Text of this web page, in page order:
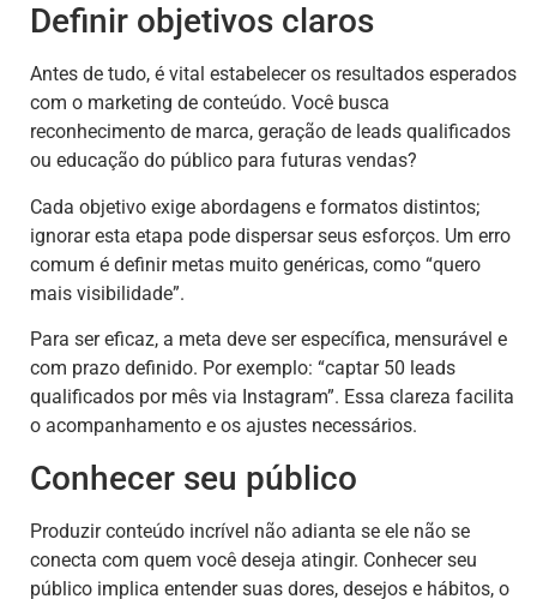
Definir objetivos claros
Antes de tudo, é vital estabelecer os resultados esperados
com o marketing de conteúdo. Você busca
reconhecimento de marca, geração de leads qualificados
ou educação do público para futuras vendas?
Cada objetivo exige abordagens e formatos distintos;
ignorar esta etapa pode dispersar seus esforços. Um erro
comum é definir metas muito genéricas, como “quero
mais visibilidade”.
Para ser eficaz, a meta deve ser específica, mensurável e
com prazo definido. Por exemplo: “captar 50 leads
qualificados por mês via Instagram”. Essa clareza facilita
o acompanhamento e os ajustes necessários.
Conhecer seu público
Produzir conteúdo incrível não adianta se ele não se
conecta com quem você deseja atingir. Conhecer seu
público implica entender suas dores, desejos e hábitos, o